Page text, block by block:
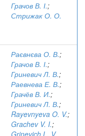
Грачов В. І.;
Стрижак О. О.
Раєвнєва О. В.;
Грачов В. І.;
Гриневич Л. В.;
Раевнева Е. В.;
Грачёв В. И.;
Гриневич Л. В.;
Rayevnyeva O. V.;
Grachev V. I.;
Grinevich L. V.